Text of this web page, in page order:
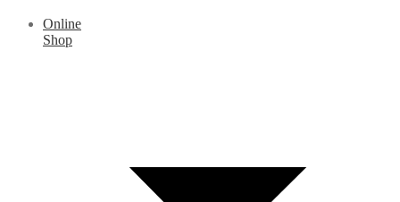
Online
Shop